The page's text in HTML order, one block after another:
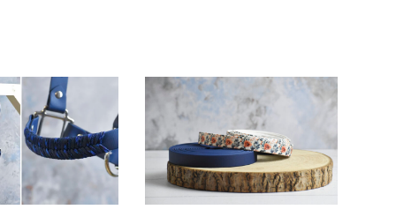
d'équitation
Casier
d'équitation